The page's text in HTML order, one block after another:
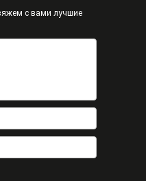
с вами лучшие